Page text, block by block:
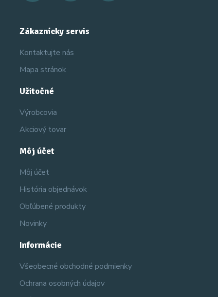
Zákaznícky servis
Kontaktujte nás
Mapa stránok
Užitočné
Výrobcovia
Akciový tovar
Môj účet
Môj účet
História objednávok
Obľúbené produkty
Novinky
Informácie
Všeobecné obchodné podmienky
Ochrana osobných údajov